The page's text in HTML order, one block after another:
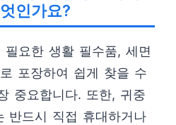
인가요?
필요한 생활 필수품, 세면
포장하여 쉽게 찾을 수
중요합니다. 또한, 귀중
반드시 직접 휴대하거나